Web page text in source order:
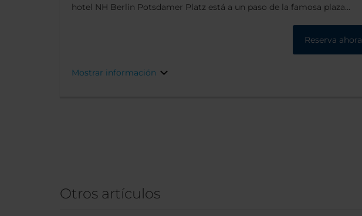
hotel NH Berlin Potsdamer Platz está a un paso de la famosa plaza
Brandemburgo, el Memorial del Holocausto y el edificio del Reichstag.
misma puerta.
Reserva ahora
Mostrar información
Otros artículos